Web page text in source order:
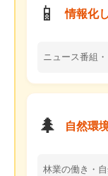
📱 情報化
ニュース番組
🌲 自然環
林業の働き・